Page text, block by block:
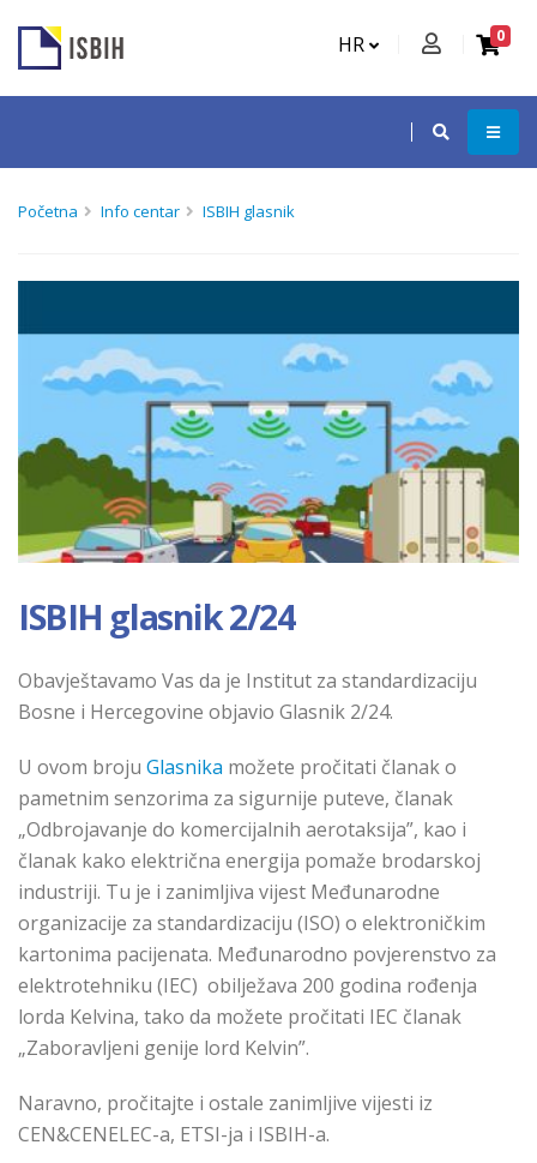
HR 0
Početna Info centar ISBIH glasnik
ISBIH glasnik 2/24
Obavještavamo Vas da je Institut za standardizaciju
Bosne i Hercegovine objavio Glasnik 2/24.
U ovom broju Glasnika možete pročitati članak o
pametnim senzorima za sigurnije puteve, članak
„Odbrojavanje do komercijalnih aerotaksija”, kao i
članak kako električna energija pomaže brodarskoj
industriji. Tu je i zanimljiva vijest Međunarodne
organizacije za standardizaciju (ISO) o elektroničkim
kartonima pacijenata. Međunarodno povjerenstvo za
elektrotehniku (IEC) obilježava 200 godina rođenja
lorda Kelvina, tako da možete pročitati IEC članak
„Zaboravljeni genije lord Kelvin”.
Naravno, pročitajte i ostale zanimljive vijesti iz
CEN&CENELEC-a, ETSI-ja i ISBIH-a.